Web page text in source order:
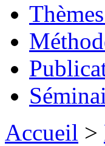
Accueil >